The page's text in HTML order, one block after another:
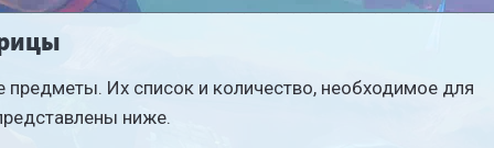
the
the highest star rating will take effect.
Их список и количество, необходимое для
ниже.